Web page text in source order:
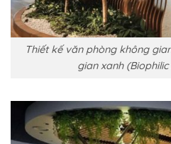
Thiết kế văn phòng không
gian xanh